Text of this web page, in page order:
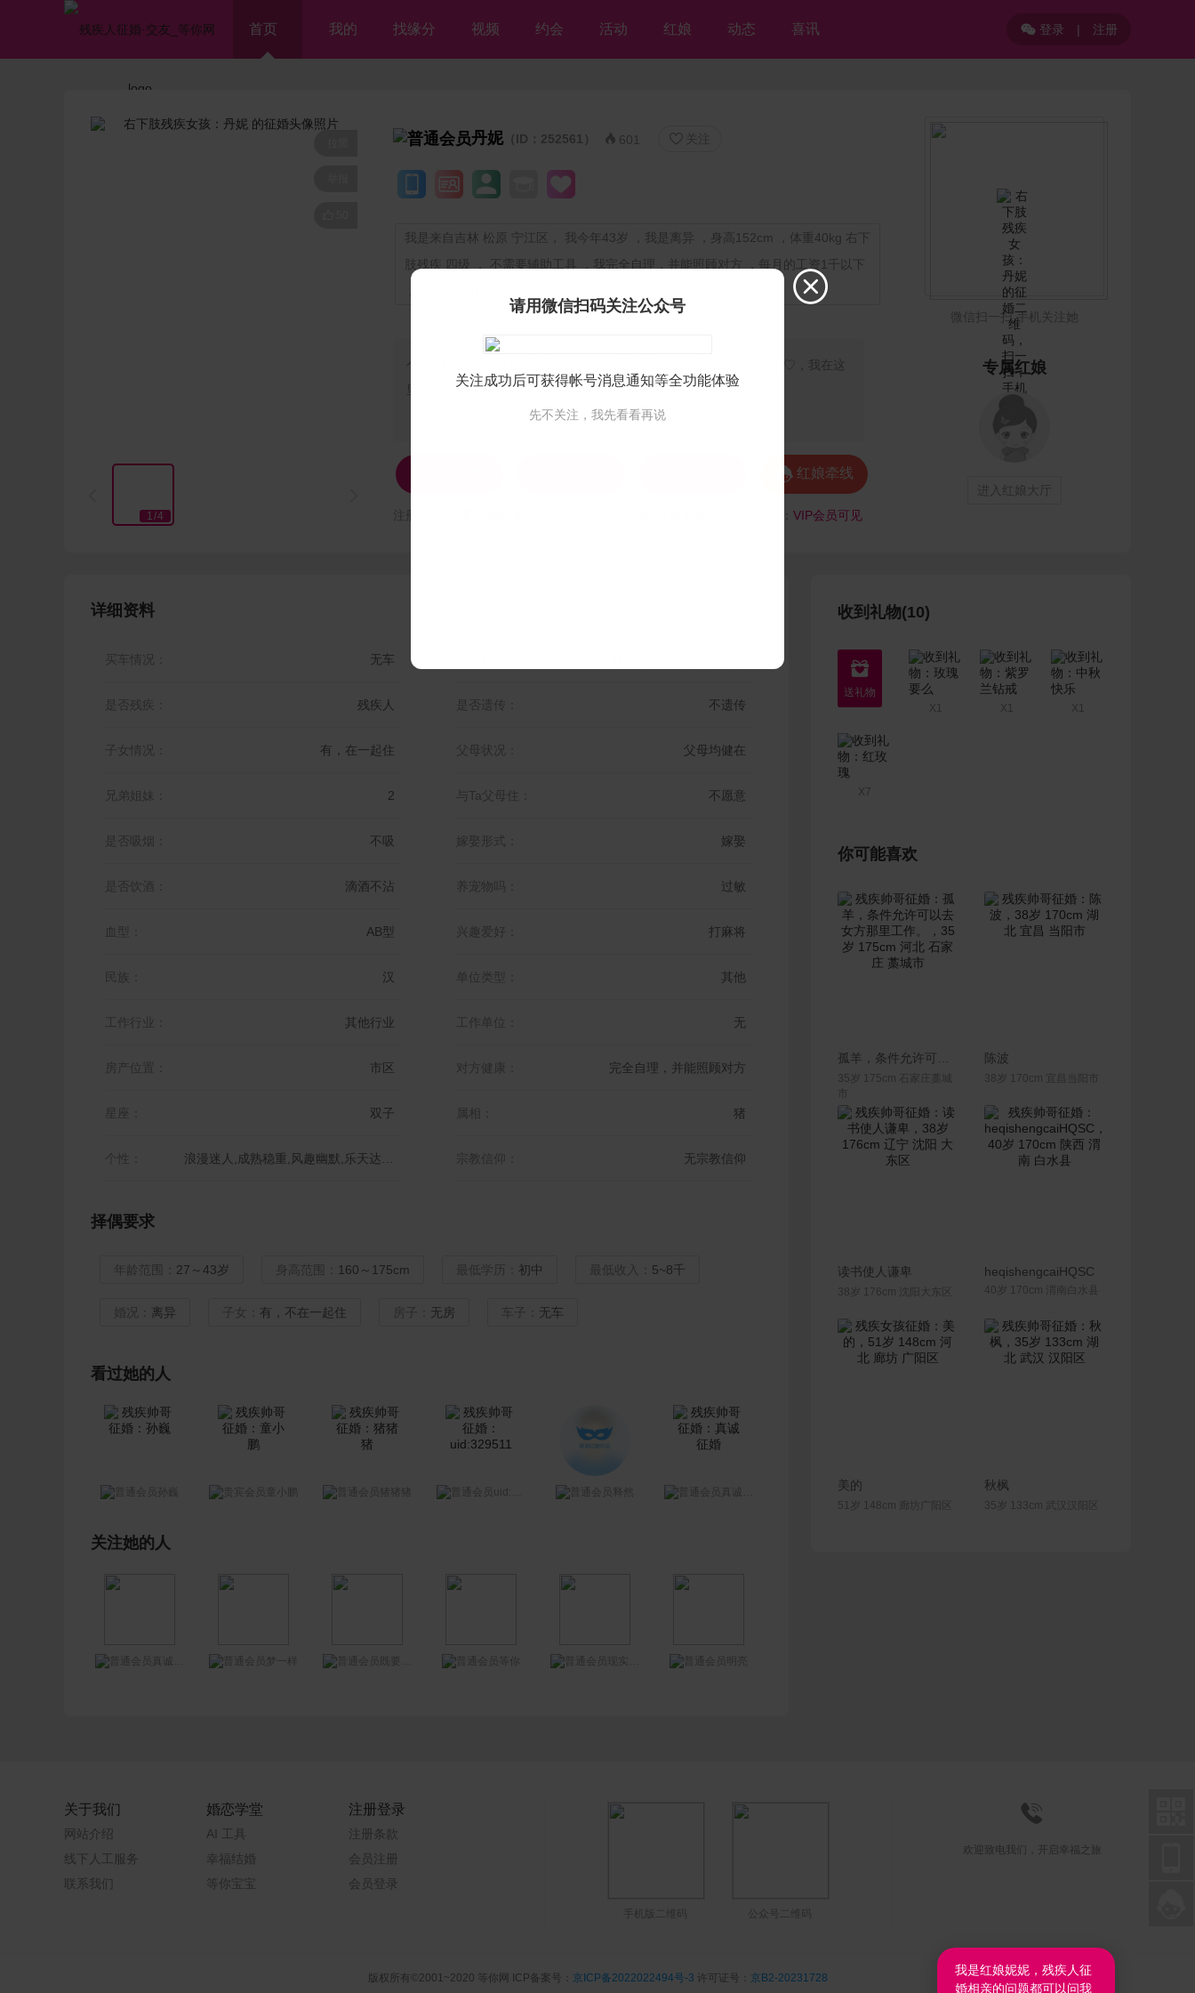
首页 我的 找缘分 视频 约会 活动 红娘 动态 喜讯 登录 | 注册
1/4
丹妮（ID：252561）  601  关注
我是来自吉林 松原 宁江区， 我今年43岁 ，我是离异 ，身高152cm ，体重40kg 右下
肢残疾 四级 ， 不需要辅助工具 ，我完全自理，并能照顾对方 ，每月的工资1千以下
个人独白：
我是残疾人征婚【等你网】的右下肢残疾美女会员♡丹妮♡，我在这
里等你，但愿不离不弃💘
 红娘牵线
VIP会员可见
微信扫一扫 手机关注她
专属红娘
进入红娘大厅
详细资料
买车情况： 无车
是否残疾： 残疾人 是否遗传： 不遗传
子女情况： 有，在一起住 父母状况： 父母均健在
兄弟姐妹： 2 与Ta父母住： 不愿意
是否吸烟： 不吸 嫁娶形式： 嫁娶
是否饮酒： 滴酒不沾 养宠物吗： 过敏
血型： AB型 兴趣爱好： 打麻将
民族： 汉 单位类型： 其他
工作行业： 其他行业 工作单位： 无
房产位置： 市区 对方健康： 完全自理，并能照顾对方
星座： 双子 属相： 猪
个性： 宗教信仰： 无宗教信仰
择偶要求
年龄范围： 27～43岁 身高范围： 160～175cm 最低学历： 初中 最低收入： 5~8千
婚况： 离异 子女： 有，不在一起住 房子： 无房 车子： 无车
看过她的人
孙巍 童小鹏 猪猪猪 uid:329511
关注她的人
梦一样 等你 现实社会低调人
收到礼物(10)

X1 X1 X1
X7
你可能喜欢
联系Ta
35岁 175cm 石家庄藁城
陈波
38岁 170cm 宜昌当阳市
联系Ta
读书使人谦卑
38岁 176cm 沈阳大东区
联系Ta
heqishengcaiHQSC
40岁 170cm 渭南白水县
美的
51岁 148cm 廊坊广阳区
秋枫
35岁 133cm 武汉汉阳区
关于我们
网站介绍
线下人工服务
联系我们
婚恋学堂
AI 工具
幸福结婚
等你宝宝
注册登录
注册条款
会员注册
会员登录
手机版二维码 公众号二维码

欢迎致电我们，开启幸福之旅
版权所有©2001~2020 等你网 ICP备案号： 京ICP备2022022494号-3 许可证号： 京B2-20231728

请用微信扫码关注公众号
关注成功后可获得帐号消息通知等全功能体验
先不关注，我先看看再说
我是红娘妮妮，残疾人征
婚相亲的问题都可以问我